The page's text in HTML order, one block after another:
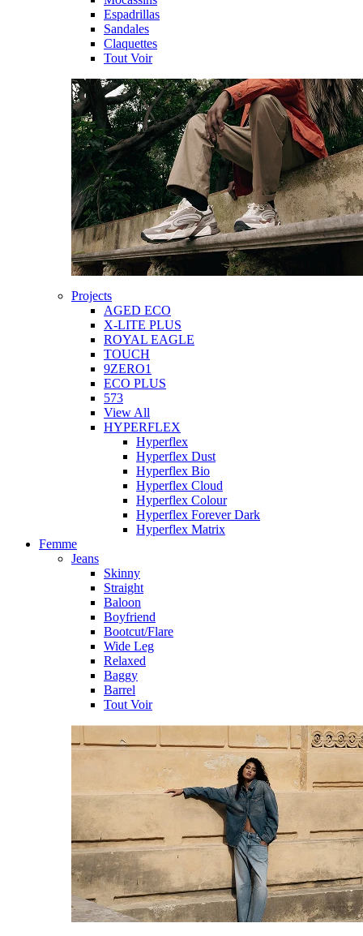
Espadrillas
Sandales
Claquettes
Tout Voir
Projects
AGED ECO
X-LITE PLUS
ROYAL EAGLE
TOUCH
9ZERO1
ECO PLUS
573
View All
HYPERFLEX
Hyperflex
Hyperflex Dust
Hyperflex Bio
Hyperflex Cloud
Hyperflex Colour
Hyperflex Forever Dark
Hyperflex Matrix
Femme
Jeans
Skinny
Straight
Baloon
Boyfriend
Bootcut/Flare
Wide Leg
Relaxed
Baggy
Barrel
Tout Voir